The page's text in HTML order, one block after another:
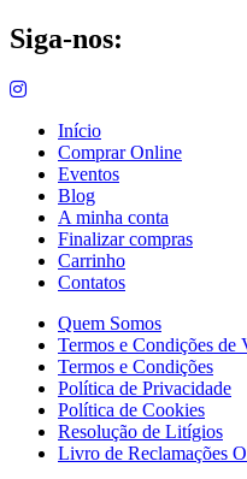
Siga-nos:
Início
Comprar Online
Eventos
Blog
A minha conta
Finalizar compras
Carrinho
Contatos
Quem Somos
Termos e Condições de
Termos e Condições
Política de Privacidade
Política de Cookies
Resolução de Litígios
Livro de Reclamações